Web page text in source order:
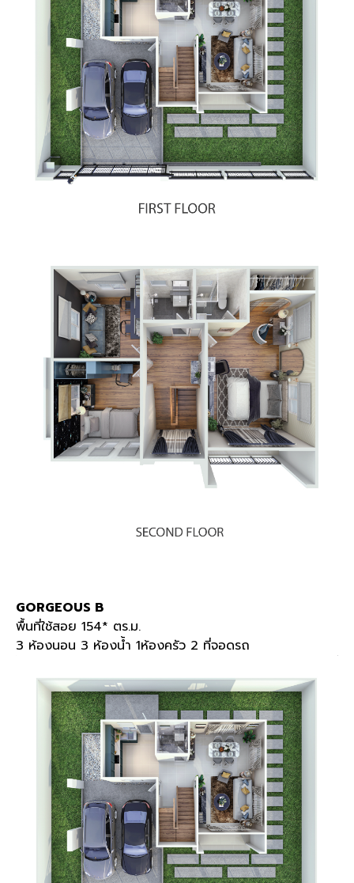
GORGEOUS B
พื้นที่ใช้สอย 154* ตร.ม.
3 ห้องนอน 3 ห้องน้ำ 1ห้องครัว 2 ที่จอดรถ